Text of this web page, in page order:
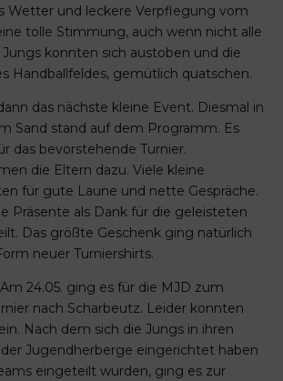
Wetter und leckere Verpflegung vom
tolle Stimmung, auch wenn nicht alle
Jungs konnten sich austoben und die
Handballfeldes, gemütlich quatschen.
das nächste kleine Event. Diesmal in
Sand stand auf dem Programm. Es
das bevorstehende Turnier.
die Eltern dazu. Viele kleine
für gute Laune und nette Gespräche.
Präsente als Dank für die geleisteten
Das größte Geschenk ging natürlich
neuer Turniershirts.
24.05. ging es für die MJD zum
nach Scharbeutz. Leider konnten
Nach dem sich die Jungs in ihren
Jugendherberge eingerichtet haben
eingeteilt wurden, ging es zur